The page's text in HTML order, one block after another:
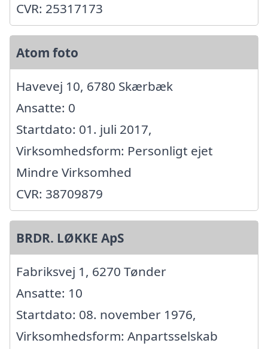
CVR: 25317173
Atom foto
Havevej 10, 6780 Skærbæk
Ansatte: 0
Startdato: 01. juli 2017,
Virksomhedsform: Personligt ejet
Mindre Virksomhed
CVR: 38709879
BRDR. LØKKE ApS
Fabriksvej 1, 6270 Tønder
Ansatte: 10
Startdato: 08. november 1976,
Virksomhedsform: Anpartsselskab